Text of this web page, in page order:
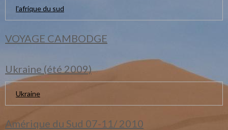
l'afrique du sud
VOYAGE CAMBODGE
Ukraine (été 2009)
Ukraine
Amérique du Sud 07-11/ 2010